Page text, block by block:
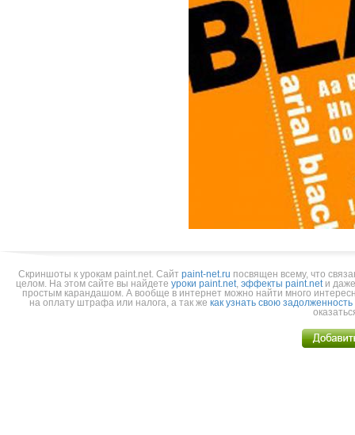
Скриншоты к урокам paint.net. Cайт paint-net.ru посвящен всему, что
целом. На этом сайте вы найдетеуроки paint.net ,эффекты paint.net и
простым карандашом. А вообще в интернет можно найти много
на оплату штрафа или налога, а так жекак узнать свою